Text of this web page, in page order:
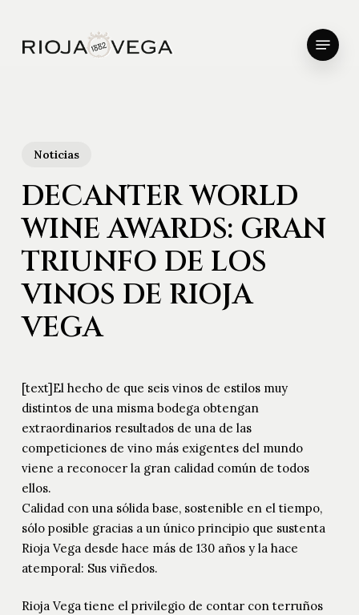
main
Menu
Noticias
DECANTER WORLD
WINE AWARDS: GRAN
TRIUNFO DE LOS
VINOS DE RIOJA
VEGA
[text]El hecho de que seis vinos de estilos muy
distintos de una misma bodega obtengan
extraordinarios resultados de una de las
competiciones de vino más exigentes del mundo
viene a reconocer la gran calidad común de todos
ellos.
Calidad con una sólida base, sostenible en el tiempo,
sólo posible gracias a un único principio que sustenta
Rioja Vega desde hace más de 130 años y la hace
atemporal: Sus viñedos.
Rioja Vega tiene el privilegio de contar con terruños
Close